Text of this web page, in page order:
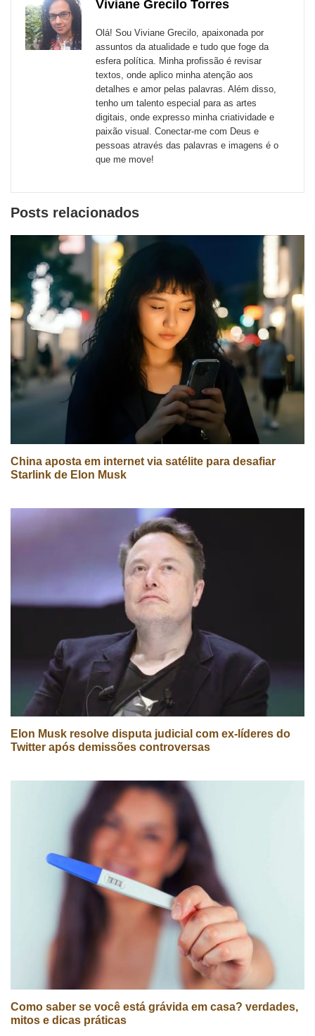
sites
externos
EmailFacebookMessenger
TwitterWhatsApp
LinkedIn
Viviane Grecilo Torres
Olá! Sou Viviane Grecilo, apaixonada por
assuntos da atualidade e tudo que foge da
esfera política. Minha profissão é revisar
textos, onde aplico minha atenção aos
detalhes e amor pelas palavras. Além disso,
tenho um talento especial para as artes
digitais, onde expresso minha criatividade e
paixão visual. Conectar-me com Deus e
pessoas através das palavras e imagens é o
que me move!
Posts relacionados
China aposta em internet via satélite para desafiar
Starlink de Elon Musk
Elon Musk resolve disputa judicial com ex-líderes do
Twitter após demissões controversas
Como saber se você está grávida em casa? verdades,
mitos e dicas práticas